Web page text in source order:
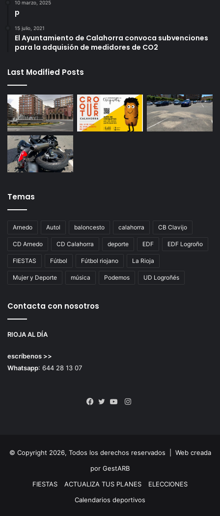
10 marzo, 2025
p
15 julio, 2021
El Ayuntamiento de Calahorra convoca subvenciones
para la adquisión de medidores de CO2
Last Modified Posts
Temas
Arnedo Autol baloncesto calahorra CB Clavijo
CD Arnedo CD Calahorra deporte EDF EDF Logroño
FIESTAS Fútbol Fútbol riojano La Rioja
Mujer y Deporte música Podemos UD Logroñés
Contacta con nosotros
RIOJA AL DÍA
escríbenos >>
Whatsapp: 644 28 13 07
Instagram
© Copyright 2026, Todos los derechos reservados | Web creada
por GestARB
FIESTAS
ACTUALIZA TUS PLANES
ELECCIONES
Calendarios deportivos